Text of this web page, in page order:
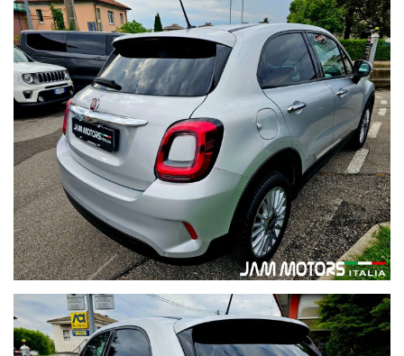
con animali selvatici...
Valore a Nuovo della vettura garantito per 2 anni !!!